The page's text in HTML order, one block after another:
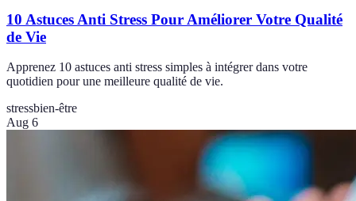
10 Astuces Anti Stress Pour Améliorer Votre Qualité
de Vie
Apprenez 10 astuces anti stress simples à intégrer dans votre
quotidien pour une meilleure qualité de vie.
stressbien-être
Aug 6